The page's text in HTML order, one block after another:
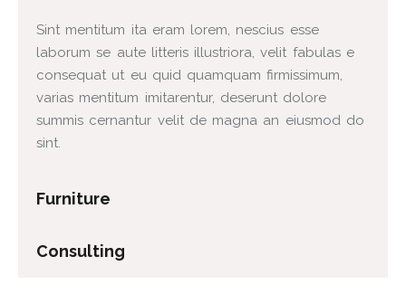
Sint mentitum ita eram lorem, nescius esse
laborum se aute litteris illustriora, velit fabulas e
consequat ut eu quid quamquam firmissimum,
varias mentitum imitarentur, deserunt dolore
summis cernantur velit de magna an eiusmod do
sint.
Furniture
Consulting